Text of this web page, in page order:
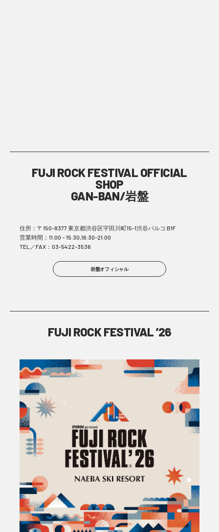
FUJI ROCK FESTIVAL OFFICIAL
SHOP
GAN-BAN/岩盤
住所：〒150-8377 東京都渋谷区宇田川町15-1渋谷パルコ B1F
営業時間：11:00 – 15:30,16:30-21:00
TEL／FAX：03-5422-3536
岩盤オフィシャル
FUJI ROCK FESTIVAL ’26